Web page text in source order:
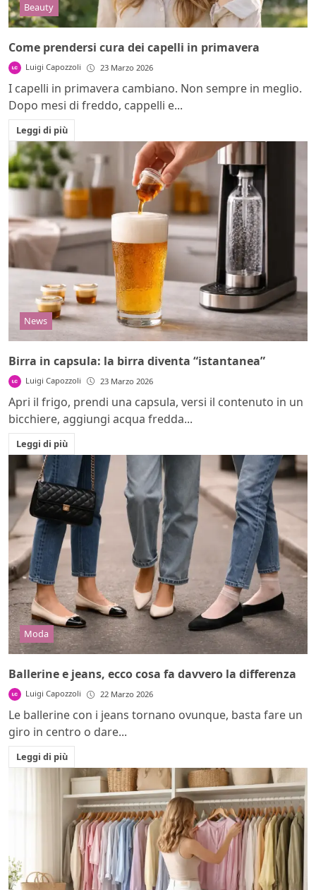
Beauty
Come prendersi cura dei capelli in primavera
Luigi Capozzoli 23 Marzo 2026
I capelli in primavera cambiano. Non sempre in meglio.
Dopo mesi di freddo, cappelli e...
Leggi di più
News
Birra in capsula: la birra diventa “istantanea”
Luigi Capozzoli 23 Marzo 2026
Apri il frigo, prendi una capsula, versi il contenuto in un
bicchiere, aggiungi acqua fredda...
Leggi di più
Moda
Ballerine e jeans, ecco cosa fa davvero la differenza
Luigi Capozzoli 22 Marzo 2026
Le ballerine con i jeans tornano ovunque, basta fare un
giro in centro o dare...
Leggi di più